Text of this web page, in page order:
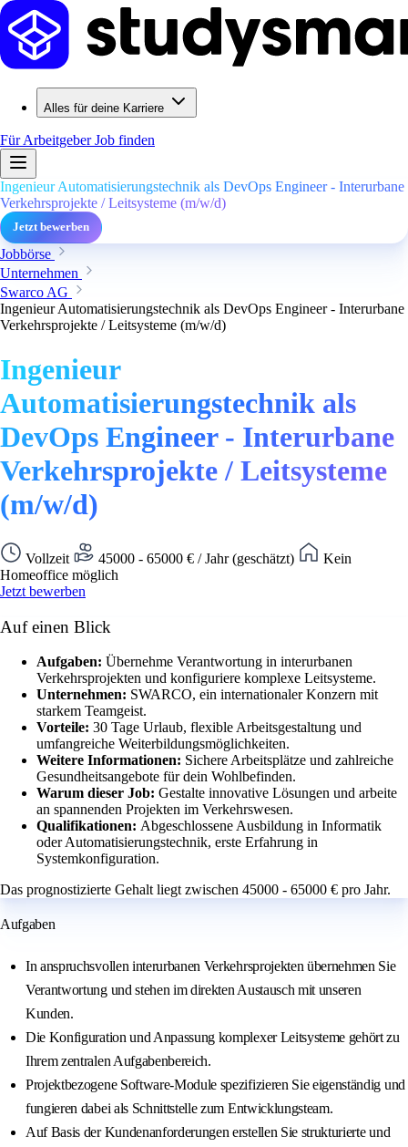
Alles für deine Karriere
Für ArbeitgeberJob finden
Ingenieur Automatisierungstechnik als DevOps Engineer - Interurbane
Verkehrsprojekte / Leitsysteme (m/w/d)
Jetzt bewerben
Jobbörse
Unternehmen
Swarco AG
Ingenieur Automatisierungstechnik als DevOps Engineer - Interurbane
Verkehrsprojekte / Leitsysteme (m/w/d)
Ingenieur
Automatisierungstechnik als
DevOps Engineer - Interurbane
Verkehrsprojekte / Leitsysteme
(m/w/d)
Vollzeit 45000 - 65000 € / Jahr (geschätzt)
Kein
Homeoffice möglich
Jetzt bewerben
Auf einen Blick
Aufgaben: Übernehme Verantwortung in interurbanen
Verkehrsprojekten und konfiguriere komplexe Leitsysteme.
Unternehmen: SWARCO, ein internationaler Konzern mit
starkem Teamgeist.
Vorteile: 30 Tage Urlaub, flexible Arbeitsgestaltung und
umfangreiche Weiterbildungsmöglichkeiten.
Weitere Informationen: Sichere Arbeitsplätze und zahlreiche
Gesundheitsangebote für dein Wohlbefinden.
Warum dieser Job: Gestalte innovative Lösungen und arbeite
an spannenden Projekten im Verkehrswesen.
Qualifikationen: Abgeschlossene Ausbildung in Informatik
oder Automatisierungstechnik, erste Erfahrung in
Systemkonfiguration.
Das prognostizierte Gehalt liegt zwischen 45000 - 65000 € pro Jahr.
Aufgaben
In anspruchsvollen interurbanen Verkehrsprojekten übernehmen Sie
Verantwortung und stehen im direkten Austausch mit unseren
Kunden.
Die Konfiguration und Anpassung komplexer Leitsysteme gehört zu
Ihrem zentralen Aufgabenbereich.
Projektbezogene Software-Module spezifizieren Sie eigenständig und
fungieren dabei als Schnittstelle zum Entwicklungsteam.
Auf Basis der Kundenanforderungen erstellen Sie strukturierte und